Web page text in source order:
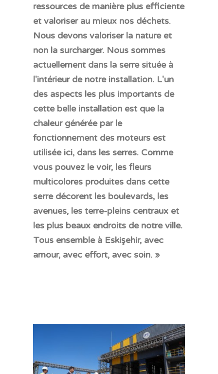
ressources de manière plus efficiente
et valoriser au mieux nos déchets.
Nous devons valoriser la nature et
non la surcharger. Nous sommes
actuellement dans la serre située à
l'intérieur de notre installation. L'un
des aspects les plus importants de
cette belle installation est que la
chaleur générée par le
fonctionnement des moteurs est
utilisée ici, dans les serres. Comme
vous pouvez le voir, les fleurs
multicolores produites dans cette
serre décorent les boulevards, les
avenues, les terre-pleins centraux et
les plus beaux endroits de notre ville.
Tous ensemble à Eskişehir, avec
amour, avec effort, avec soin. »